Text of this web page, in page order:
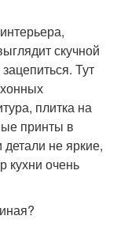
скучной
Тут
плитка на
принты в
не яркие,
кухни очень